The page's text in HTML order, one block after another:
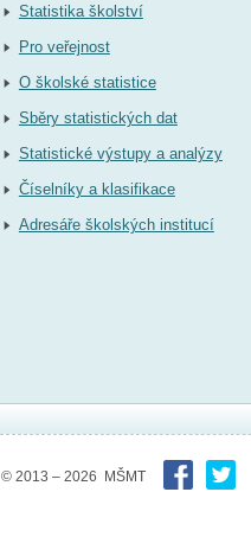
Statistika školství
Pro veřejnost
O školské statistice
Sběry statistických dat
Statistické výstupy a analýzy
Číselníky a klasifikace
Adresáře školských institucí
© 2013 – 2026 MŠMT